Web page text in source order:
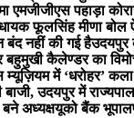
एमजीजीएस पहाड़ा को
फूलसिंह मीणा बोल
बंद नहीं की गई हैउदयपुर
बहुमुखी कैलेण्डर का
में ‘धरोहर’ कला
बाजी, उदयपुर में
बने अध्यक्षयूको बैंक